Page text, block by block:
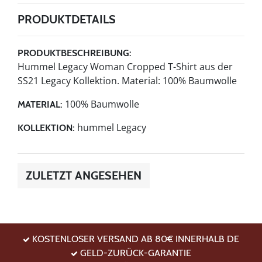
PRODUKTDETAILS
PRODUKTBESCHREIBUNG:
Hummel Legacy Woman Cropped T-Shirt aus der
SS21 Legacy Kollektion. Material: 100% Baumwolle
MATERIAL: 100% Baumwolle
KOLLEKTION: hummel Legacy
ZULETZT ANGESEHEN
KOSTENLOSER VERSAND AB 80€ INNERHALB DE
GELD-ZURÜCK-GARANTIE